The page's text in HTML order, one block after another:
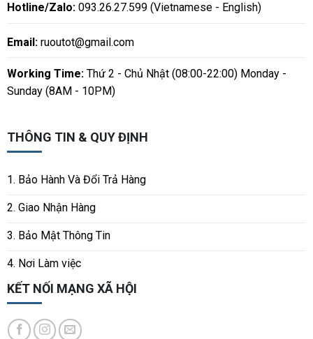
Hotline/Zalo:093.26.27.599 (Vietnamese - English)
Email: ruoutot@gmail.com
Working Time:Thứ 2 - Chủ Nhật (08:00-22:00) Monday -
Sunday (8AM - 10PM)
THÔNG TIN & QUY ĐỊNH
1. Bảo Hành Và Đổi Trả Hàng
2. Giao Nhận Hàng
3. Bảo Mật Thông Tin
4. Nơi Làm việc
KẾT NỐI MẠNG XÃ HỘI